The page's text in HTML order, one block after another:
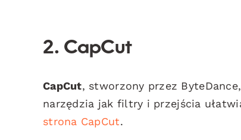
2. CapCut
CapCut, stworzony przez
narzędzia jak filtry i przejścia
strona CapCut.